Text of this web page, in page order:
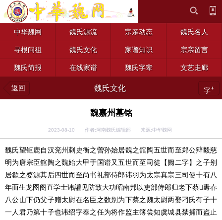
中华魏网 魏氏源流 宗亲动态 魏氏名人
寻根问祖 魏氏文化 家谱知识 宗亲留言
魏氏简报 在线家谱 魏氏字辈 文艺走廊
返回 魏氏文化 字+
魏嘉州墓铭
2023-08-10 作者:河南魏氏编辑部 来源:中华魏网
魏氏望钜鹿自汉兖州刺史衡之曽孙始居魏之舘陶五世而至郑公辩毅慈
明为唐宗臣舘陶之魏始大甲于国谱又五世而至司徒【阙二字】之子别
居歙之婺源其后四世而至尚书礼部侍郎讳羽为太宗真宗三司使十有八
年而生龙图阁直学士讳讙见防致大功昭南邦以吏部侍郎归老下蔡夀春
八公山下仍父子赠太尉在名臣之数别为下蔡之魏太尉两娶刁氏有子十
一人君乃第十子也讳绍字奉之任为将作监主簿尝知虞城县禁捕而盗止